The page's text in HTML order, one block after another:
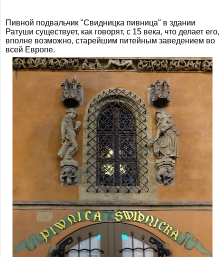
Пивной подвальчик "Свидницка пивница" в здании
Ратуши существует, как говорят, с 15 века, что делает его,
вполне возможно, старейшим питейным заведением во
всей Европе.